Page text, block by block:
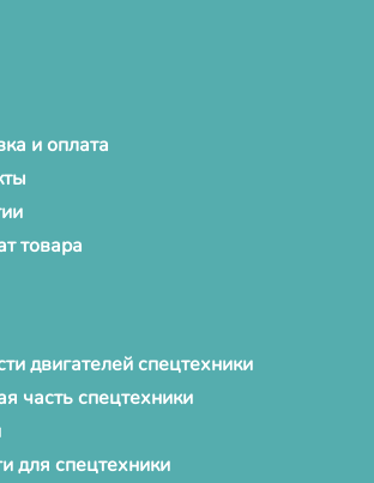
и оплата
товара
двигателей спецтехники
часть спецтехники
для спецтехники